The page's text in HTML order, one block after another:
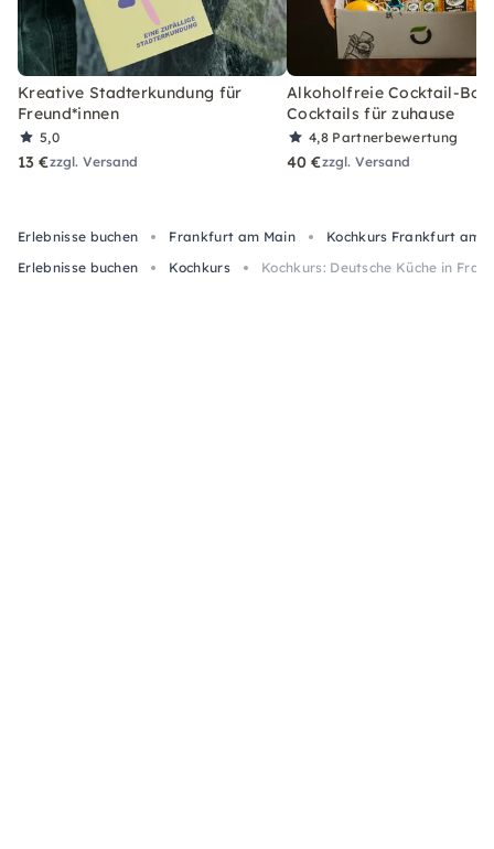
Kreative Stadterkundung für
Freund*innen
5,0
13 €zzgl. Versand
Alkoholfreie Cocktail-Box
Cocktails für zuhause
4,8 Partnerbewertung
40 €zzgl. Versand
Erlebnisse buchen Frankfurt am Main
Kochkurs Frankfurt am
Erlebnisse buchen
Kochkurs Kochkurs: Deutsche Küche in